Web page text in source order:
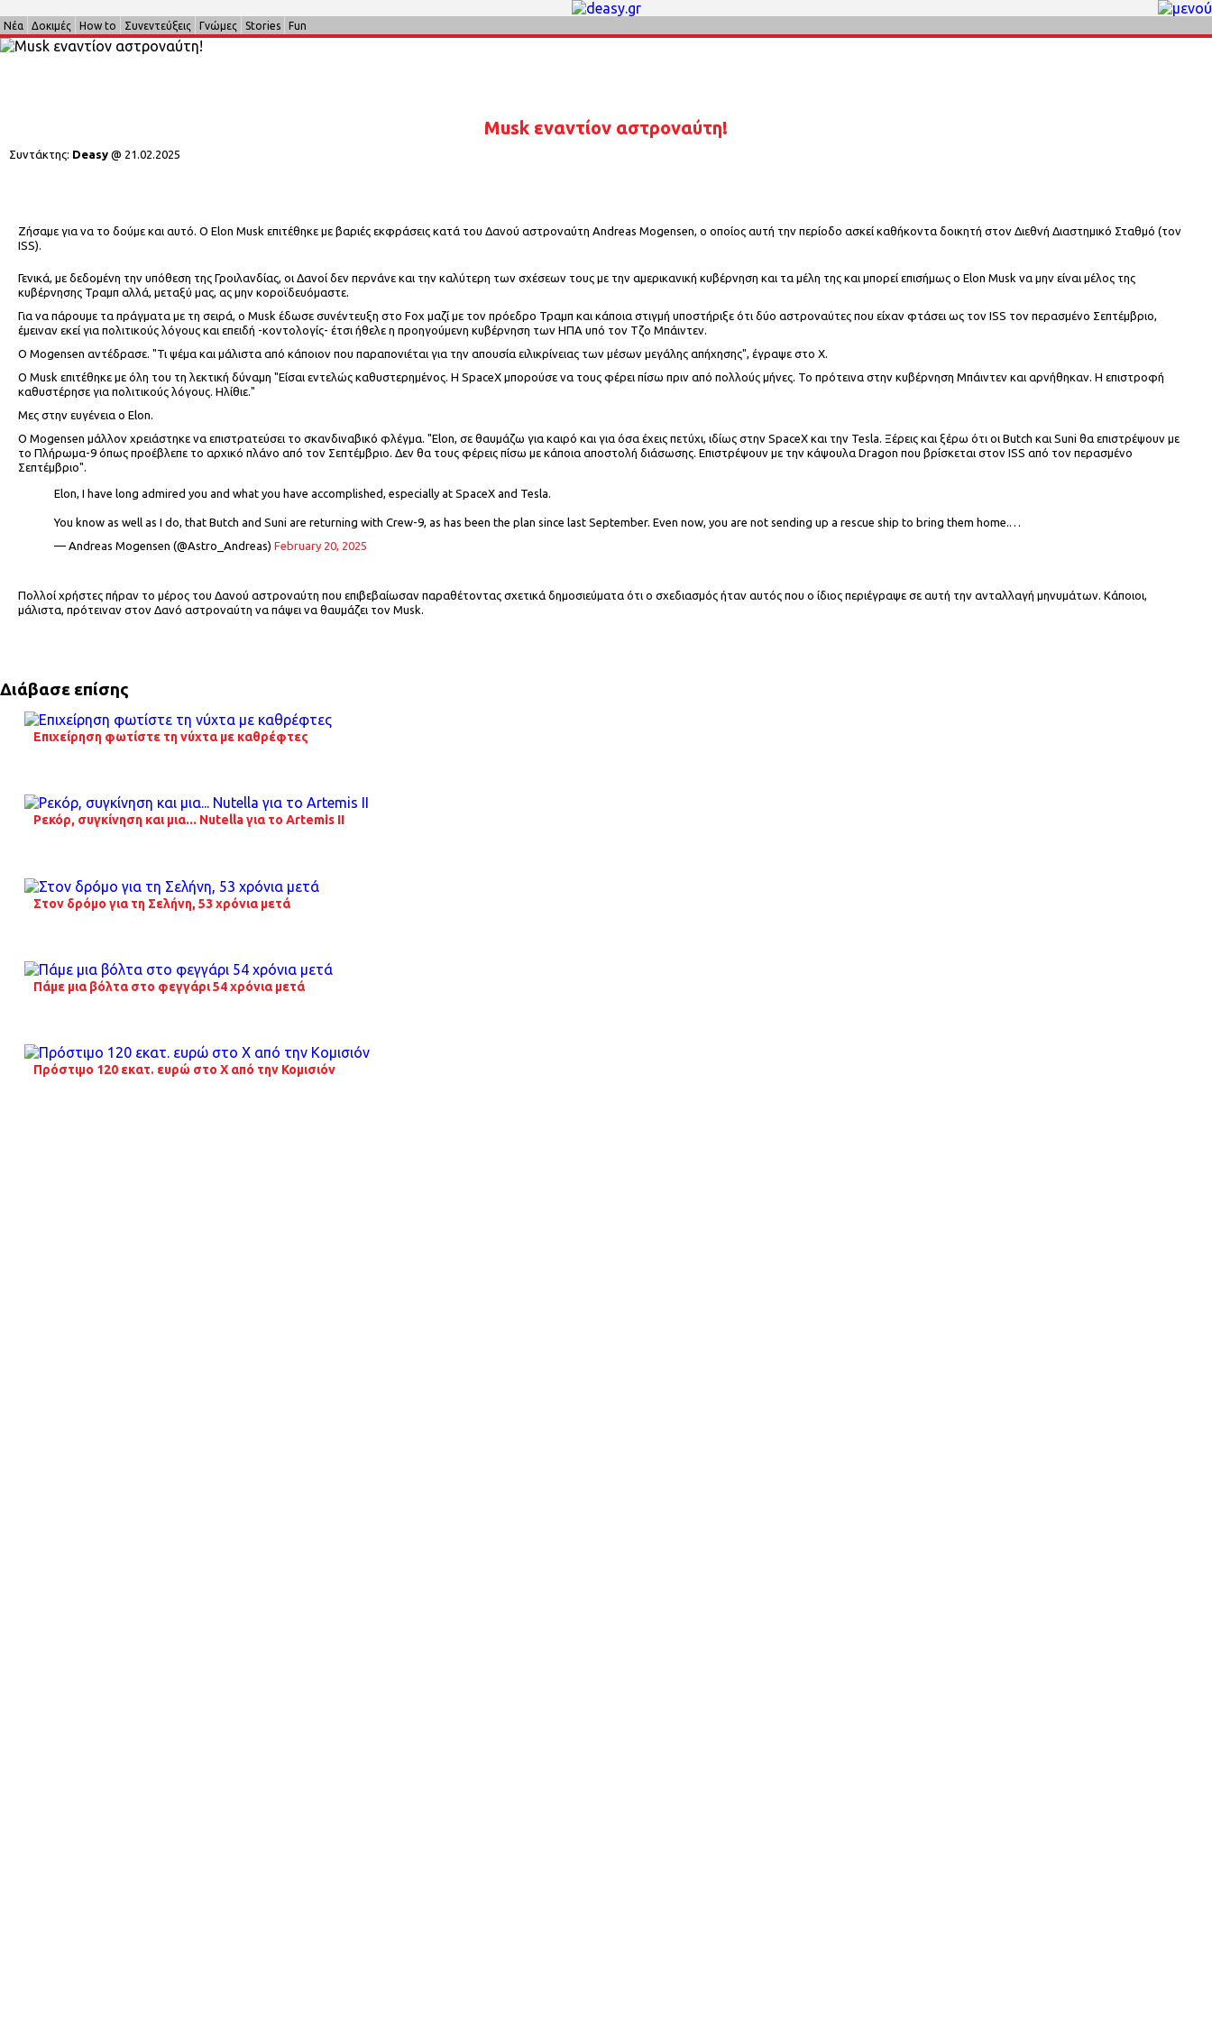
Νέα Δοκιμές How to Συνεντεύξεις Γνώμες Stories Fun
Musk εναντίον αστροναύτη!
Συντάκτης: Deasy @ 21.02.2025
Ζήσαμε για να το δούμε και αυτό. Ο Elon Musk επιτέθηκε με βαριές εκφράσεις κατά του Δανού αστροναύτη Andreas Mogensen, ο οποίος αυτή την περίοδο ασκεί καθήκοντα δοικητή στον Διεθνή Διαστημικό Σταθμό (τον
ISS).
Γενικά, με δεδομένη την υπόθεση της Γροιλανδίας, οι Δανοί δεν περνάνε και την καλύτερη των σχέσεων τους με την αμερικανική κυβέρνηση και τα μέλη της και μπορεί επισήμως ο Elon Musk να μην είναι μέλος της
κυβέρνησης Τραμπ αλλά, μεταξύ μας, ας μην κοροϊδευόμαστε.
Για να πάρουμε τα πράγματα με τη σειρά, ο Musk έδωσε συνέντευξη στο Fox μαζί με τον πρόεδρο Τραμπ και κάποια στιγμή υποστήριξε ότι δύο αστροναύτες που είχαν φτάσει ως τον ISS τον περασμένο Σεπτέμβριο,
έμειναν εκεί για πολιτικούς λόγους και επειδή -κοντολογίς- έτσι ήθελε η προηγούμενη κυβέρνηση των ΗΠΑ υπό τον Τζο Μπάιντεν.
Ο Mogensen αντέδρασε. "Τι ψέμα και μάλιστα από κάποιον που παραπονιέται για την απουσία ειλικρίνειας των μέσων μεγάλης απήχησης", έγραψε στο Χ.
Ο Musk επιτέθηκε με όλη του τη λεκτική δύναμη "Είσαι εντελώς καθυστερημένος. Η SpaceX μπορούσε να τους φέρει πίσω πριν από πολλούς μήνες. Το πρότεινα στην κυβέρνηση Μπάιντεν και αρνήθηκαν. Η επιστροφή
καθυστέρησε για πολιτικούς λόγους. Ηλίθιε."
Μες στην ευγένεια ο Elon.
Ο Mogensen μάλλον χρειάστηκε να επιστρατεύσει το σκανδιναβικό φλέγμα. "Elon, σε θαυμάζω για καιρό και για όσα έχεις πετύχι, ιδίως στην SpaceX και την Tesla. Ξέρεις και ξέρω ότι οι Butch και Suni θα επιστρέψουν με
το Πλήρωμα-9 όπως προέβλεπε το αρχικό πλάνο από τον Σεπτέμβριο. Δεν θα τους φέρεις πίσω με κάποια αποστολή διάσωσης. Επιστρέψουν με την κάψουλα Dragon που βρίσκεται στον ISS από τον περασμένο
Σεπτέμβριο".
Elon, I have long admired you and what you have accomplished, especially at SpaceX and Tesla.
You know as well as I do, that Butch and Suni are returning with Crew-9, as has been the plan since last September. Even now, you are not sending up a rescue ship to bring them home.…
— Andreas Mogensen (@Astro_Andreas) February 20, 2025
Πολλοί χρήστες πήραν το μέρος του Δανού αστροναύτη που επιβεβαίωσαν παραθέτοντας σχετικά δημοσιεύματα ότι ο σχεδιασμός ήταν αυτός που ο ίδιος περιέγραψε σε αυτή την ανταλλαγή μηνυμάτων. Κάποιοι,
μάλιστα, πρότειναν στον Δανό αστροναύτη να πάψει να θαυμάζει τον Musk.
Διάβασε επίσης
Επιχείρηση φωτίστε τη νύχτα με καθρέφτες
Ρεκόρ, συγκίνηση και μια... Nutella για το Artemis II
Στον δρόμο για τη Σελήνη, 53 χρόνια μετά
Πάμε μια βόλτα στο φεγγάρι 54 χρόνια μετά
Πρόστιμο 120 εκατ. ευρώ στο Χ από την Κομισιόν